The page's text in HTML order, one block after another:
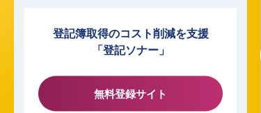
登記簿取得のコスト削減を支援
「登記ソナー」
無料登録サイト